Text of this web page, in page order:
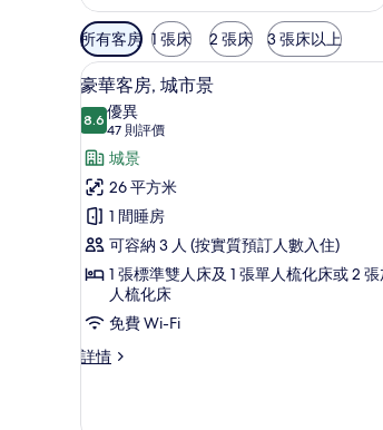
可
用
嘅
客
房
篩
選
條
件
所有客房 1 張床 2 張床 3 張床以上
載
入
所
有
豪
華
客
房,
市
景
相
豪華客房,
4
豪華客房, 城市景
8.68.6 分，滿分 10 分
優異
47 則評價
(47
則
評
價)
城景
26 平方米
1 間睡房
可容納 3 人 (按實質預訂人數入住)
1 張標準雙人床及 1 張單人梳化床或 2
人梳化床
免費 Wi-Fi
詳情
豪